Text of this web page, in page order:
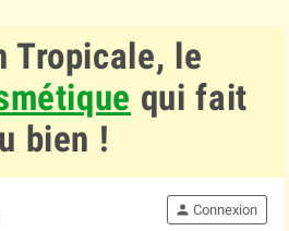
Tropicale, le
qui fait
bien !
person Connexion